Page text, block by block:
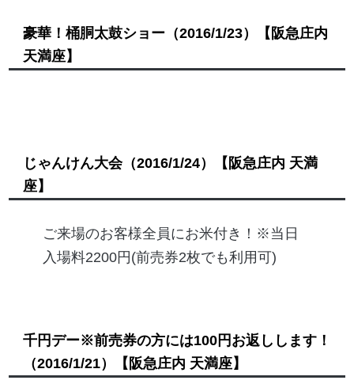
豪華！桶胴太鼓ショー（2016/1/23）
【阪急庄内
天満座】
じゃんけん大会（2016/1/24）
【阪急庄内 天満
座】
ご来場のお客様全員にお米付き！※当日
入場料2200円(前売券2枚でも利用可)
千円デー※前売券の方には100円お返しします！
（2016/1/21）
【阪急庄内 天満座】